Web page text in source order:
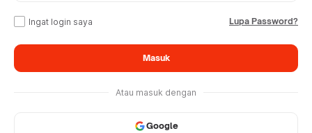
Ingat login saya Lupa Password?
Masuk
Atau masuk dengan
Google